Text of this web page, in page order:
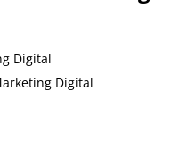
Digital
Digital